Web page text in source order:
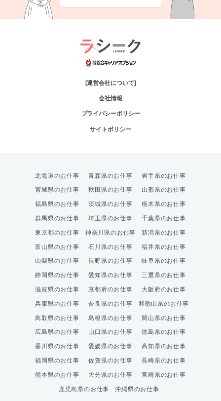
[運営会社について]
会社情報
プライバシーポリシー
サイトポリシー
北海道のお仕事 青森県のお仕事 岩手県のお仕事
宮城県のお仕事 秋田県のお仕事 山形県のお仕事
福島県のお仕事 茨城県のお仕事 栃木県のお仕事
群馬県のお仕事 埼玉県のお仕事 千葉県のお仕事
東京都のお仕事 神奈川県のお仕事 新潟県のお仕事
富山県のお仕事 石川県のお仕事 福井県のお仕事
山梨県のお仕事 長野県のお仕事 岐阜県のお仕事
静岡県のお仕事 愛知県のお仕事 三重県のお仕事
滋賀県のお仕事 京都府のお仕事 大阪府のお仕事
兵庫県のお仕事 奈良県のお仕事 和歌山県のお仕事
鳥取県のお仕事 島根県のお仕事 岡山県のお仕事
広島県のお仕事 山口県のお仕事 徳島県のお仕事
香川県のお仕事 愛媛県のお仕事 高知県のお仕事
福岡県のお仕事 佐賀県のお仕事 長崎県のお仕事
熊本県のお仕事 大分県のお仕事 宮崎県のお仕事
鹿児島県のお仕事 沖縄県のお仕事